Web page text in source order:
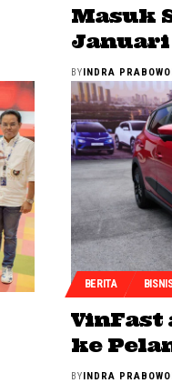
Masuk
Januari
BYINDRA PRABOWO
BERITA
VinFast
ke
BYINDRA PRABOWO